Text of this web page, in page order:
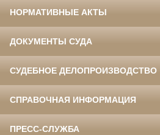
НОРМАТИВНЫЕ АКТЫ
ДОКУМЕНТЫ СУДА
СУДЕБНОЕ ДЕЛОПРОИЗВОДСТВО
СПРАВОЧНАЯ ИНФОРМАЦИЯ
ПРЕСС-СЛУЖБА